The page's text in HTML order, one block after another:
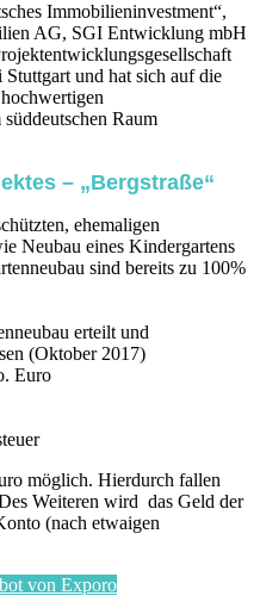
Immobilieninvestment“,
AG, SGI Entwicklung mbH
und hat sich auf die
Raum
– „Bergstraße“
ehemaligen
Neubau eines Kindergartens
sind bereits zu 100%
erteilt und
(Oktober 2017)
Euro
möglich. Hierdurch fallen
Weiteren wird das Geld der
(nach etwaigen
von Exporo